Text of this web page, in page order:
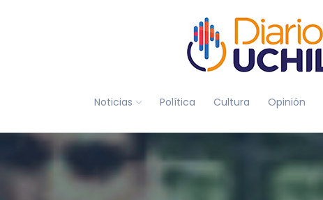
Noticias Política Cultura Opinión